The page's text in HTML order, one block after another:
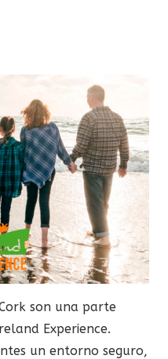
son una parte
Experience.
un entorno seguro,